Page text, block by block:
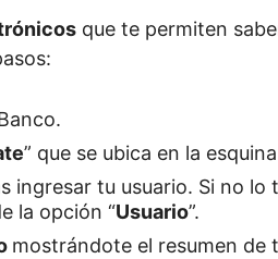
que te permiten
” que se ubica en la
ingresar tu usuario. Si no
la opción “Usuario”.
mostrándote el resumen de